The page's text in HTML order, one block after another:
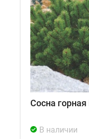
Сосна
В наличии